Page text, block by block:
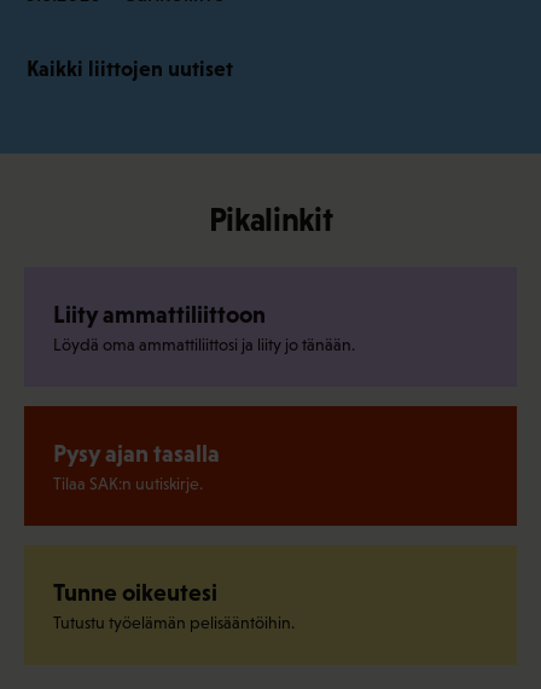
Kaikki liittojen uutiset
Pikalinkit
Liity ammattiliittoon
Löydä oma ammattiliittosi ja liity jo tänään.
Pysy ajan tasalla
Tilaa SAK:n uutiskirje.
Tunne oikeutesi
Tutustu työelämän pelisääntöihin.